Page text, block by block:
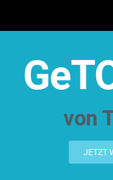
von
JETZT